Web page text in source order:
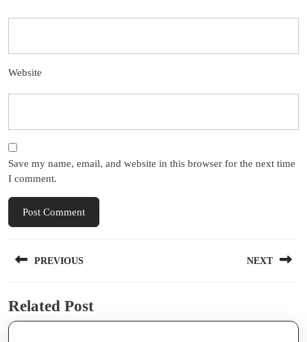
Website
Save my name, email, and website in this browser for the next time
I comment.
navigation
PREVIOUS
post:
NEXT
Related Post